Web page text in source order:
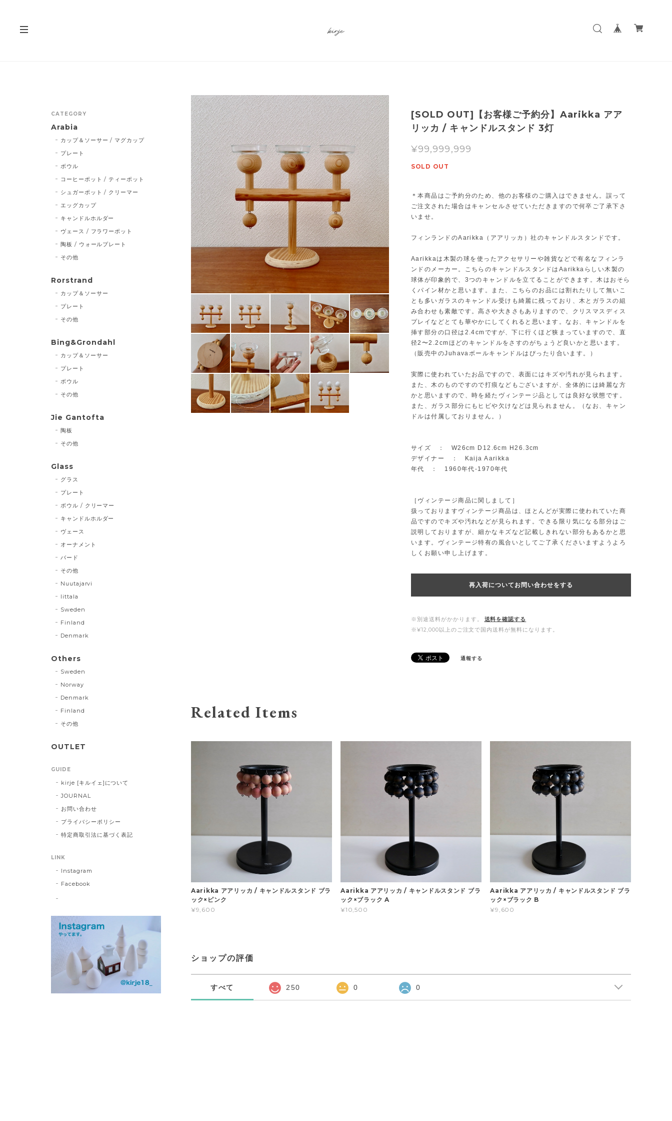
[SOLD OUT]【お客様ご予約分】Aarikka アア
リッカ / キャンドルスタンド 3灯
¥99,999,999
SOLD OUT
＊本商品はご予約分のため、他のお客様のご購入はできません。誤って
ご注文された場合はキャンセルさせていただきますので何卒ご了承下さ
いませ。
フィンランドのAarikka（アアリッカ）社のキャンドルスタンドです。
Aarikkaは木製の球を使ったアクセサリーや雑貨などで有名なフィンラ
ンドのメーカー。こちらのキャンドルスタンドはAarikkaらしい木製の
球体が印象的で、3つのキャンドルを立てることができます。木はおそら
くパイン材かと思います。また、こちらのお品には割れたりして無いこ
とも多いガラスのキャンドル受けも綺麗に残っており、木とガラスの組
み合わせも素敵です。高さや大きさもありますので、クリスマスディス
プレイなどとても華やかにしてくれると思います。なお、キャンドルを
挿す部分の口径は2.4cmですが、下に行くほど狭まっていますので、直
径2〜2.2cmほどのキャンドルをさすのがちょうど良いかと思います。
（販売中のJuhavaボールキャンドルはぴったり合います。）
実際に使われていたお品ですので、表面にはキズや汚れが見られます。
また、木のものですので打痕などもございますが、全体的には綺麗な方
かと思いますので、時を経たヴィンテージ品としては良好な状態です。
また、ガラス部分にもヒビや欠けなどは見られません。（なお、キャン
ドルは付属しておりません。）
サイズ ： W26cm D12.6cm H26.3cm
デザイナー ： Kaija Aarikka
年代 ： 1960年代-1970年代
［ヴィンテージ商品に関しまして］
扱っておりますヴィンテージ商品は、ほとんどが実際に使われていた商
品ですのでキズや汚れなどが見られます。できる限り気になる部分はご
説明しておりますが、細かなキズなど記載しきれない部分もあるかと思
います。ヴィンテージ特有の風合いとしてご了承くださいますようよろ
しくお願い申し上げます。
再入荷についてお問い合わせをする
※別途送料がかかります。
送料を確認する
※¥12,000以上のご注文で国内送料が無料になります。
通報する
Related Items
Aarikka アアリッカ / キャンドルスタンド ブラ
ック×ピンク
¥9,600
Aarikka アアリッカ / キャンドルスタンド ブラ
ック×ブラック A
¥10,500
Aarikka アアリッカ / キャンドルスタンド ブラ
ック×ブラック B
¥9,600
ショップの評価
すべて 250 0 0
CATEGORY
Arabia
カップ＆ソーサー / マグカップ
プレート
ボウル
コーヒーポット / ティーポット
シュガーポット / クリーマー
エッグカップ
キャンドルホルダー
ヴェース / フラワーポット
陶板 / ウォールプレート
その他
Rorstrand
カップ＆ソーサー
プレート
その他
Bing&Grondahl
カップ＆ソーサー
プレート
ボウル
その他
Jie Gantofta
陶板
その他
Glass
グラス
プレート
ボウル / クリーマー
キャンドルホルダー
ヴェース
オーナメント
バード
その他
Nuutajarvi
Iittala
Sweden
Finland
Denmark
Others
Sweden
Norway
Denmark
Finland
その他
OUTLET
GUIDE
kirje [キルイェ]について
JOURNAL
お問い合わせ
プライバシーポリシー
特定商取引法に基づく表記
LINK
Instagram
Facebook